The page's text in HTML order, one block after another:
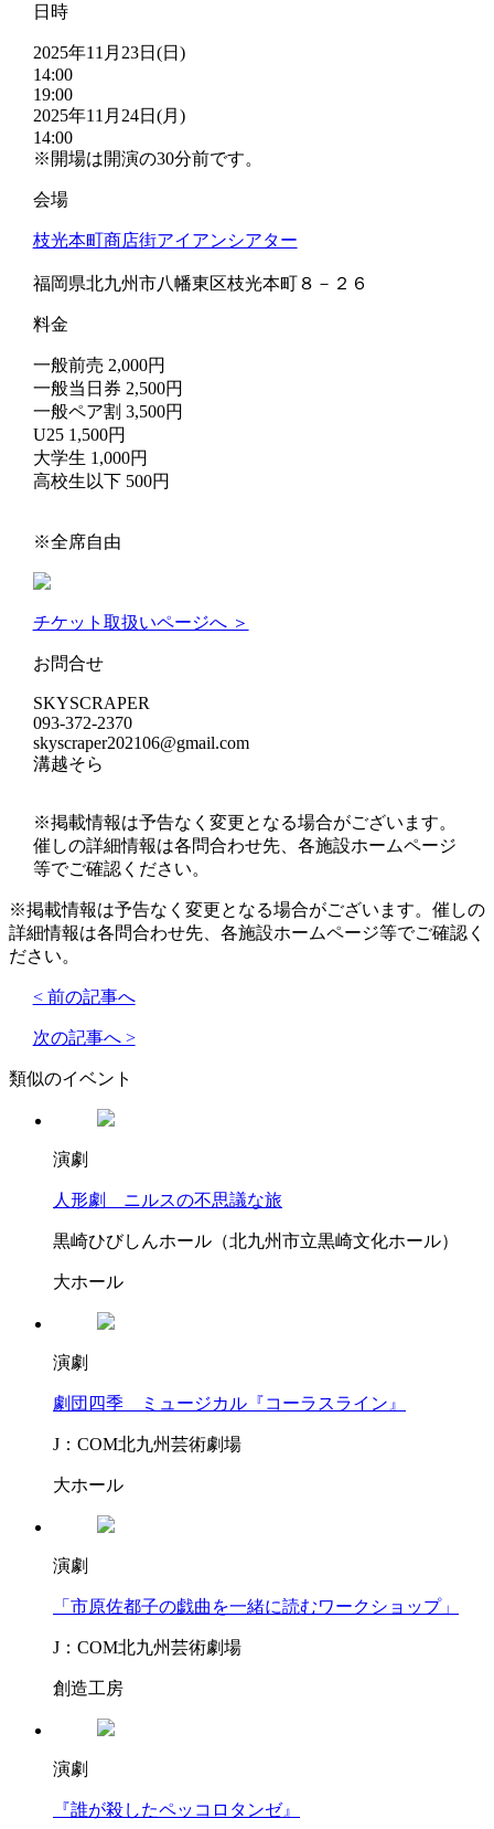
日時
2025年11月23日(日)
14:00
19:00
2025年11月24日(月)
14:00
※開場は開演の30分前です。
会場
枝光本町商店街アイアンシアター
福岡県北九州市八幡東区枝光本町８－２６
料金
一般前売 2,000円
一般当日券 2,500円
一般ペア割 3,500円
U25 1,500円
大学生 1,000円
高校生以下 500円
※全席自由
チケット取扱いページへ ＞
お問合せ
SKYSCRAPER
093-372-2370
skyscraper202106@gmail.com
溝越そら
※掲載情報は予告なく変更となる場合がございます。
催しの詳細情報は各問合わせ先、各施設ホームページ
等でご確認ください。
※掲載情報は予告なく変更となる場合がございます。催しの
詳細情報は各問合わせ先、各施設ホームページ等でご確認く
ださい。
< 前の記事へ
次の記事へ >
類似のイベント
演劇
人形劇 ニルスの不思議な旅
黒崎ひびしんホール（北九州市立黒崎文化ホール）
大ホール
演劇
劇団四季 ミュージカル『コーラスライン』
J：COM北九州芸術劇場
大ホール
演劇
「市原佐都子の戯曲を一緒に読むワークショップ」
J：COM北九州芸術劇場
創造工房
演劇
『誰が殺したペッコロタンゼ』